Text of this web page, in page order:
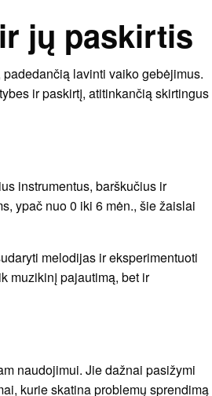
jų paskirtis
lavinti vaiko gebėjimus.
ir paskirtį, atitinkančią skirtingus
instrumentus, barškučius ir
ypač nuo 0 iki 6 mėn., šie žaislai
melodijas ir eksperimentuoti
muzikinį pajautimą, bet ir
naudojimui. Jie dažnai pasižymi
kurie skatina problemų sprendimą